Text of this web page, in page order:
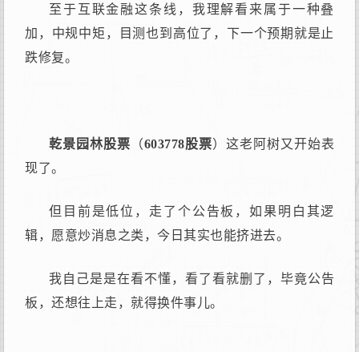
至于互联金融这条线，我理解看来属于一种叠
加，中规中矩，目测也到高位了，下一个预期就是止
跌修复。
乾景园林股票 （603778股票）这老阿树又开始表
现了。
但目前是低位，走了个公告板，如果明白其逻
辑，愿意炒消息之类，今日其实也能挤进去。
我自己是是在看不懂，看了看就删了，毕竟公告
板，还想往上走，就得换件事儿。